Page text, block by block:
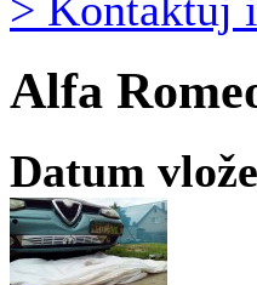
Alfa
Datum